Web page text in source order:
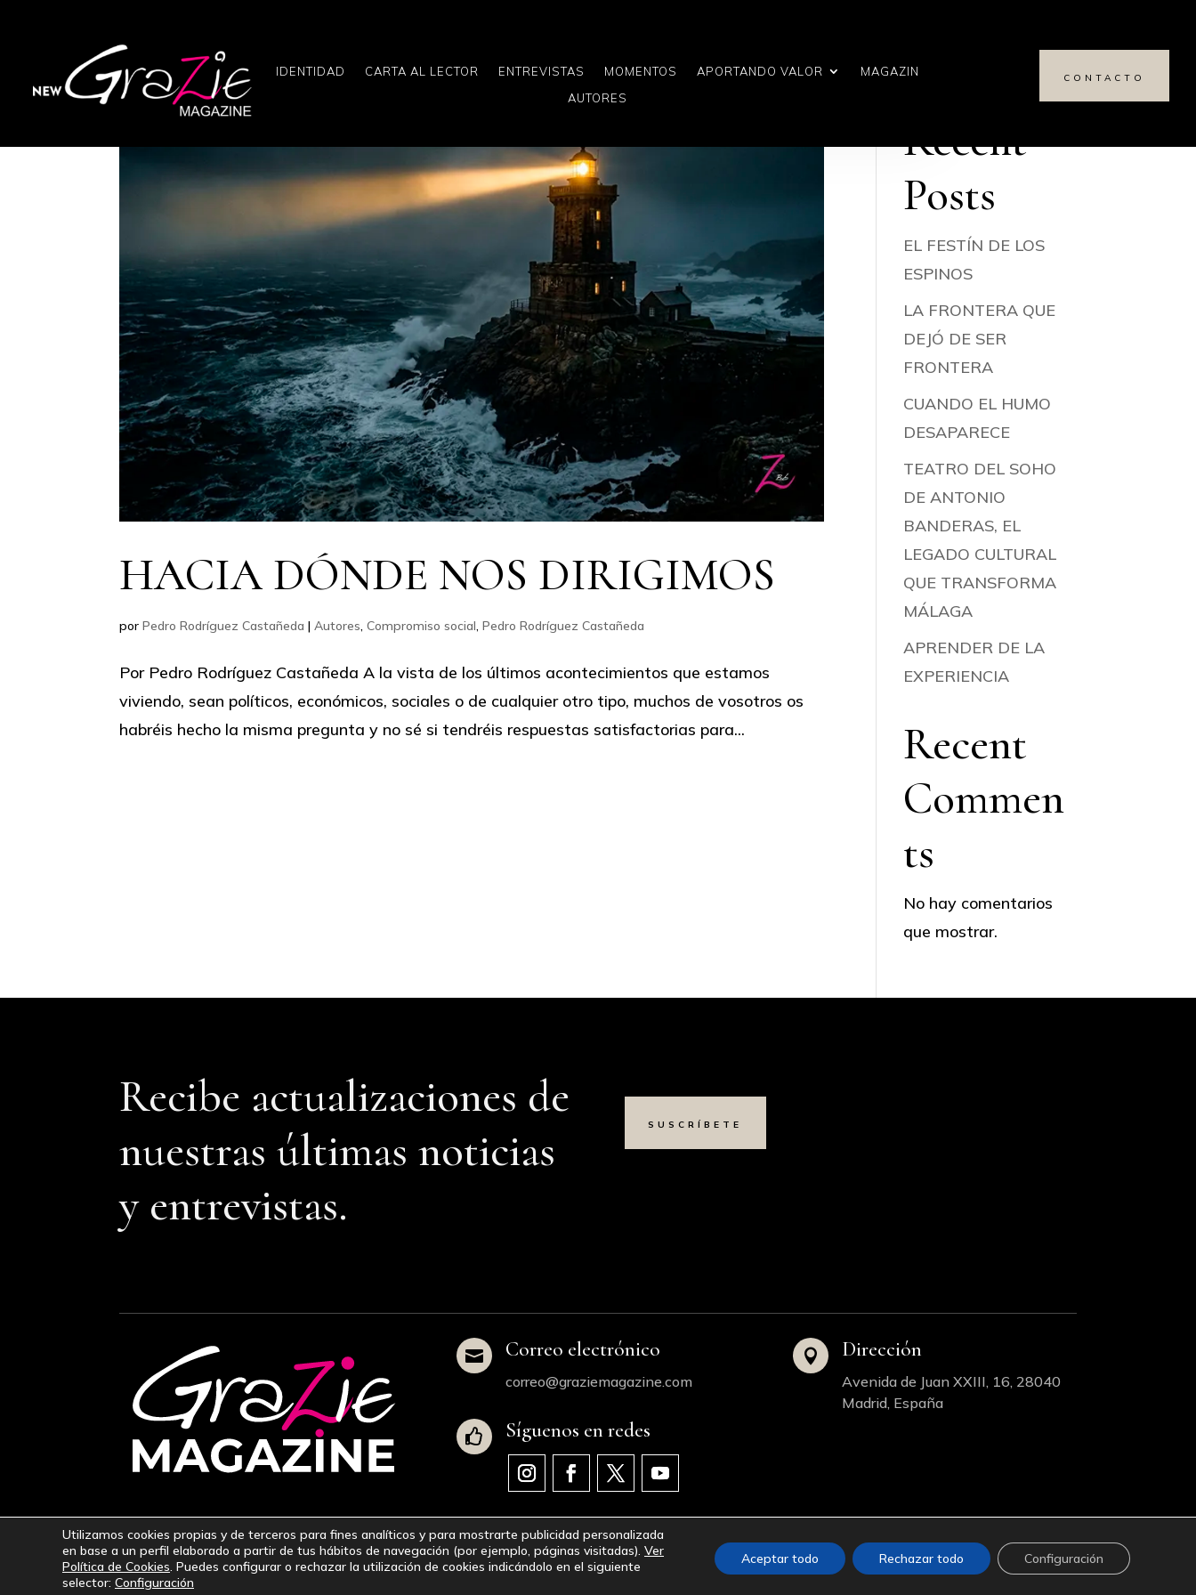
IDENTIDAD CARTA AL LECTOR ENTREVISTAS MOMENTOS APORTANDO VALOR
MAGAZIN
AUTORES
CONTACTO
HACIA DÓNDE NOS DIRIGIMOS
porPedro Rodríguez Castañeda |Autores,Compromiso social,Pedro Rodríguez Castañeda
Por Pedro Rodríguez Castañeda A la vista de los últimos acontecimientos que estamos
viviendo, sean políticos, económicos, sociales o de cualquier otro tipo, muchos de vosotros os
habréis hecho la misma pregunta y no sé si tendréis respuestas satisfactorias para...
Recent
Posts
EL FESTÍN DE LOS
ESPINOS
LA FRONTERA QUE
DEJÓ DE SER
FRONTERA
CUANDO EL HUMO
DESAPARECE
TEATRO DEL SOHO
DE ANTONIO
BANDERAS, EL
LEGADO CULTURAL
QUE TRANSFORMA
MÁLAGA
APRENDER DE LA
EXPERIENCIA
Recent
Commen
ts
No hay comentarios
que mostrar.
Recibe actualizaciones de
nuestras últimas noticias
y entrevistas.
SUSCRÍBETE
 Correo electrónico
correo@graziemagazine.com
 Síguenos en redes
 Dirección
Avenida de Juan XXIII, 16, 28040
Madrid, España
© 2023-2024GraZie Magazine|Aviso Legal|Política de Privacidad|Política de Cookies| Accesibilidad| Mapa del Sitio Web
Utilizamos cookies propias y de terceros para fines analíticos y para mostrarte publicidad personalizada
en base a un perfil elaborado a partir de tus hábitos de navegación (por ejemplo, páginas visitadas). Ver
Política de Cookies. Puedes configurar o rechazar la utilización de cookies indicándolo en el siguiente
selector: Configuración
Aceptar todo Rechazar todo Configuración